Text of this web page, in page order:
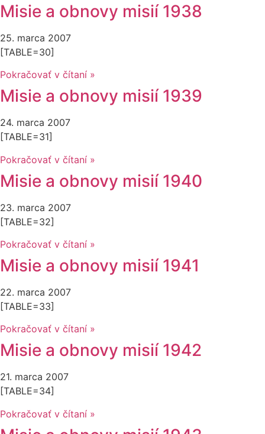
Misie a obnovy misií 1938
25. marca 2007
[TABLE=30]
Pokračovať v čítaní »
Misie a obnovy misií 1939
24. marca 2007
[TABLE=31]
Pokračovať v čítaní »
Misie a obnovy misií 1940
23. marca 2007
[TABLE=32]
Pokračovať v čítaní »
Misie a obnovy misií 1941
22. marca 2007
[TABLE=33]
Pokračovať v čítaní »
Misie a obnovy misií 1942
21. marca 2007
[TABLE=34]
Pokračovať v čítaní »